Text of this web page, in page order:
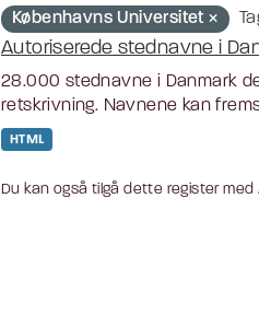
Københavns Universitet
Autoriserede stednavne i
28.000 stednavne i Danmark
retskrivning. Navnene kan
HTML
Du kan også tilgå dette register med